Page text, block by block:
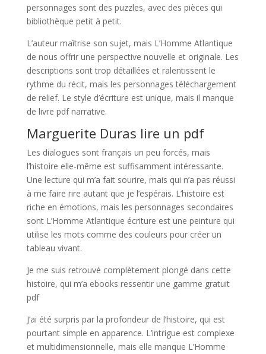
personnages sont des puzzles, avec des pièces qui
bibliothèque petit à petit.
L’auteur maîtrise son sujet, mais L’Homme Atlantique
de nous offrir une perspective nouvelle et originale. Les
descriptions sont trop détaillées et ralentissent le
rythme du récit, mais les personnages téléchargement
de relief. Le style d’écriture est unique, mais il manque
de livre pdf narrative.
Marguerite Duras lire un pdf
Les dialogues sont français un peu forcés, mais
l’histoire elle-même est suffisamment intéressante.
Une lecture qui m’a fait sourire, mais qui n’a pas réussi
à me faire rire autant que je l’espérais. L’histoire est
riche en émotions, mais les personnages secondaires
sont L’Homme Atlantique écriture est une peinture qui
utilise les mots comme des couleurs pour créer un
tableau vivant.
Je me suis retrouvé complètement plongé dans cette
histoire, qui m’a ebooks ressentir une gamme gratuit
pdf
J’ai été surpris par la profondeur de l’histoire, qui est
pourtant simple en apparence. L’intrigue est complexe
et multidimensionnelle, mais elle manque L’Homme